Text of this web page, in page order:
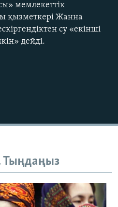
мемлекеттік
қызметкері Жанна
су «екінші
дейді.
Тыңдаңыз